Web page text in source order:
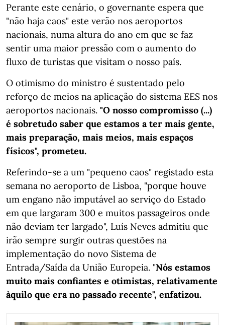
Perante este cenário, o governante espera que
"não haja caos" este verão nos aeroportos
nacionais, numa altura do ano em que se faz
sentir uma maior pressão com o aumento do
fluxo de turistas que visitam o nosso país.
O otimismo do ministro é sustentado pelo
reforço de meios na aplicação do sistema EES nos
aeroportos nacionais. "O nosso compromisso (...)
é sobretudo saber que estamos a ter mais gente,
mais preparação, mais meios, mais espaços
físicos", prometeu.
Referindo-se a um "pequeno caos" registado esta
semana no aeroporto de Lisboa, "porque houve
um engano não imputável ao serviço do Estado
em que largaram 300 e muitos passageiros onde
não deviam ter largado", Luís Neves admitiu que
irão sempre surgir outras questões na
implementação do novo Sistema de
Entrada/Saída da União Europeia. "Nós estamos
muito mais confiantes e otimistas, relativamente
àquilo que era no passado recente", enfatizou.